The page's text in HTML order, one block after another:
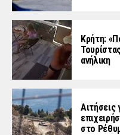
Κρήτη:
ανήλικη
στο